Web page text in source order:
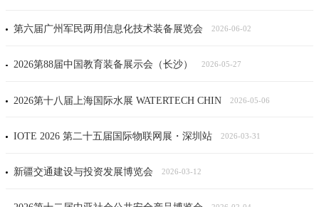
第六届广州军民两用信息化技术装备展览会 2026-06-02
2026第88届中国教育装备展示会（长沙） 2026-05-27
2026第十八届上海国际水展 WATERTECH CHIN 2026-05-06
IOTE 2026 第二十五届国际物联网展・深圳站 2026-03-31
新疆交通建设与投资发展博览会 2026-03-12